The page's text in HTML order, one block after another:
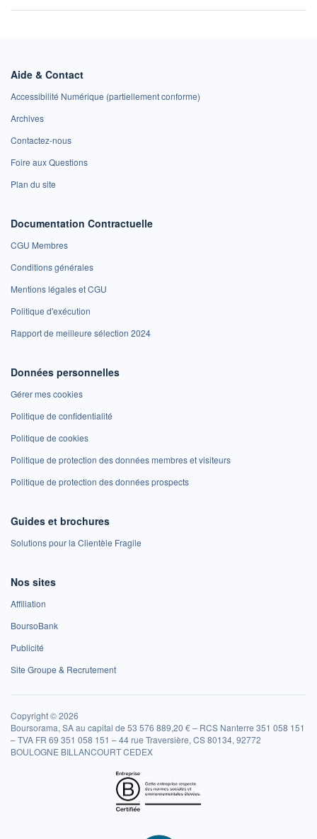
Aide & Contact
Accessibilité Numérique (partiellement conforme)
Archives
Contactez-nous
Foire aux Questions
Plan du site
Documentation Contractuelle
CGU Membres
Conditions générales
Mentions légales et CGU
Politique d'exécution
Rapport de meilleure sélection 2024
Données personnelles
Gérer mes cookies
Politique de confidentialité
Politique de cookies
Politique de protection des données membres et visiteurs
Politique de protection des données prospects
Guides et brochures
Solutions pour la Clientèle Fragile
Nos sites
Affiliation
BoursoBank
Publicité
Site Groupe & Recrutement
Copyright © 2026
Boursorama, SA au capital de 53 576 889,20 € – RCS Nanterre 351 058 151
– TVA FR 69 351 058 151 – 44 rue Traversière, CS 80134, 92772
BOULOGNE BILLANCOURT CEDEX